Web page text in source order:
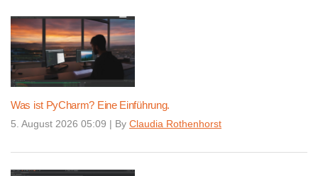
Was ist PyCharm? Eine Einführung.
5. August 2026 05:09 | By Claudia Rothenhorst